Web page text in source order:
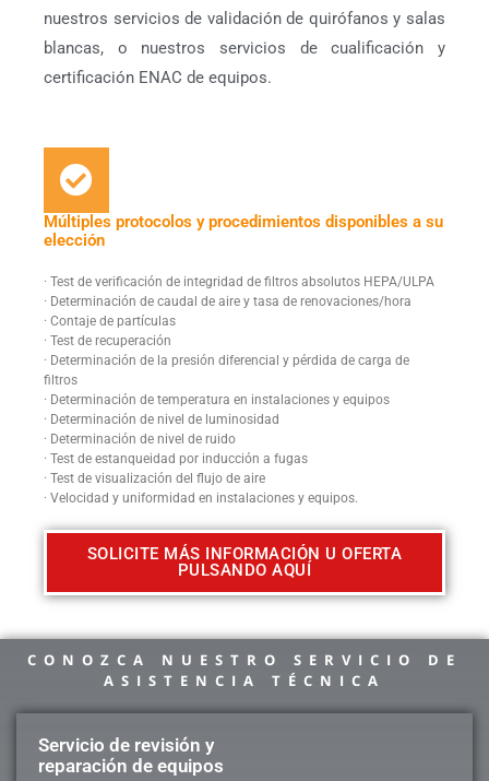
Múltiples protocolos y procedimientos disponibles a su
elección
· Test de verificación de integridad de filtros absolutos HEPA/ULPA
· Determinación de caudal de aire y tasa de renovaciones/hora
· Contaje de partículas
· Test de recuperación
· Determinación de la presión diferencial y pérdida de carga de
filtros
· Determinación de temperatura en instalaciones y equipos
· Determinación de nivel de luminosidad
· Determinación de nivel de ruido
· Test de estanqueidad por inducción a fugas
· Test de visualización del flujo de aire
· Velocidad y uniformidad en instalaciones y equipos.
SOLICITE MÁS INFORMACIÓN U OFERTA
PULSANDO AQUÍ
nuestros servicios de validación de quirófanos y salas
blancas, o nuestros servicios de cualificación y
certificación ENAC de equipos.
CONOZCA NUESTRO SERVICIO DE
ASISTENCIA TÉCNICA
Servicio de revisión y
reparación de equipos